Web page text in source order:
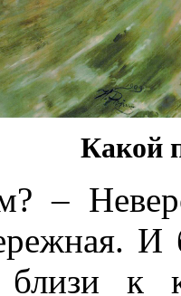
Какой
–
близи